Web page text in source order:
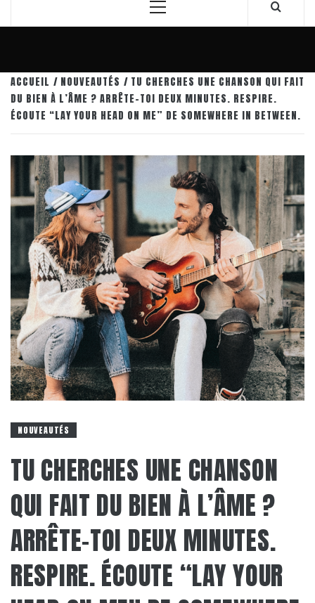
Menu
ACCUEIL NOUVEAUTÉS
TU CHERCHES UNE CHANSON QUI FAIT
DU BIEN À L’ÂME ? ARRÊTE-TOI DEUX MINUTES. RESPIRE.
ÉCOUTE “LAY YOUR HEAD ON ME” DE SOMEWHERE IN BETWEEN.
NOUVEAUTÉS
TU CHERCHES UNE CHANSON
QUI FAIT DU BIEN À L’ÂME ?
ARRÊTE-TOI DEUX MINUTES.
RESPIRE. ÉCOUTE “LAY YOUR